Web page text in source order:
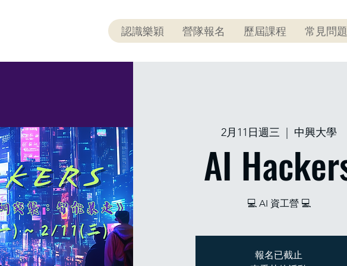
認識樂穎 營隊報名 歷屆課程 常見問題
2月11日週三 中興大學
AI
💻 AI 資工營 💻
報名已截止